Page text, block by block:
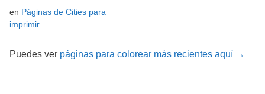
en Páginas de Cities para
imprimir
Puedes ver páginas para colorear más recientes aquí →